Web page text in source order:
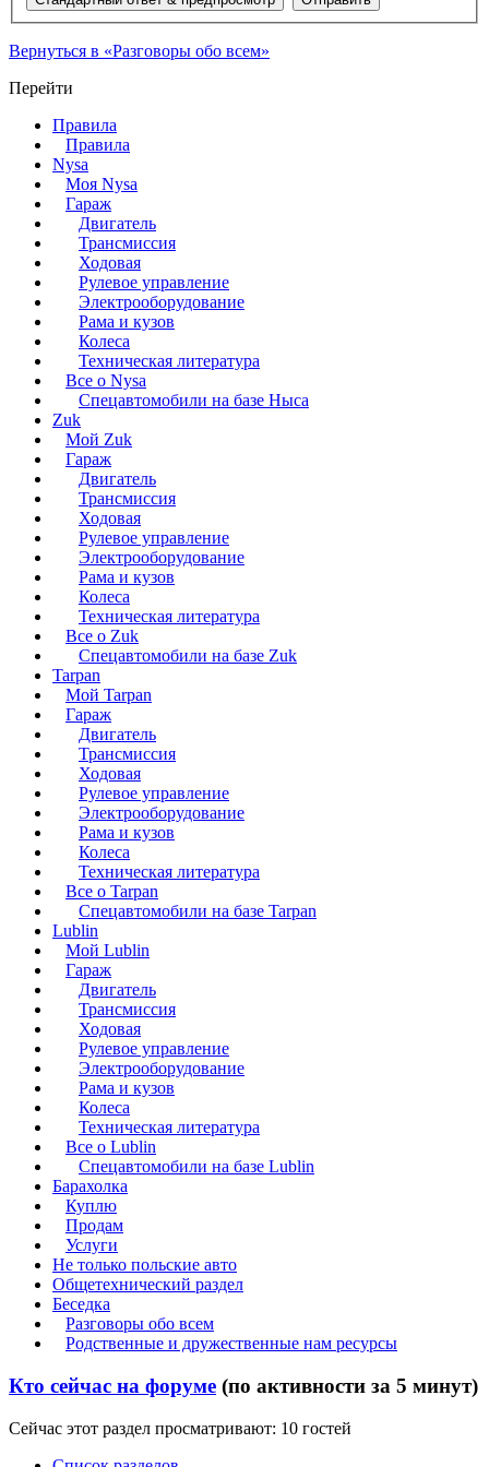
Вернуться в «Разговоры обо всем»
Перейти
Правила
Правила
Nysa
Моя Nysa
Гараж
Двигатель
Трансмиссия
Ходовая
Рулевое управление
Электрооборудование
Рама и кузов
Колеса
Техническая литература
Все о Nysa
Спецавтомобили на базе Ныса
Zuk
Мой Zuk
Гараж
Двигатель
Трансмиссия
Ходовая
Рулевое управление
Электрооборудование
Рама и кузов
Колеса
Техническая литература
Все о Zuk
Спецавтомобили на базе Zuk
Tarpan
Мой Tarpan
Гараж
Двигатель
Трансмиссия
Ходовая
Рулевое управление
Электрооборудование
Рама и кузов
Колеса
Техническая литература
Все о Tarpan
Спецавтомобили на базе Tarpan
Lublin
Мой Lublin
Гараж
Двигатель
Трансмиссия
Ходовая
Рулевое управление
Электрооборудование
Рама и кузов
Колеса
Техническая литература
Все о Lublin
Спецавтомобили на базе Lublin
Барахолка
Куплю
Продам
Услуги
Не только польские авто
Общетехнический раздел
Беседка
Разговоры обо всем
Родственные и дружественные нам ресурсы
Кто сейчас на форуме (по активности за 5 минут)
Сейчас этот раздел просматривают: 10 гостей